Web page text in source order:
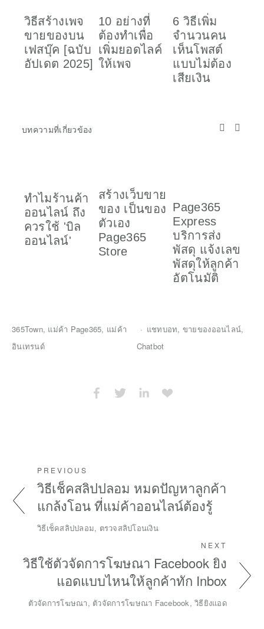
วิธีสร้างเพจ
ขายของบน
เฟสบุ๊ค [ฉบับ
อัปเดต 2025]
10 อย่างที่
ต้องทำเพื่อ
เพิ่มยอดไลค์
ให้เพจ
6 วิธีเพิ่ม
จำนวนคน
เห็นโพสต์
แบบไม่ต้อง
เสียเงิน
บทความที่เกี่ยวข้อง
ทำไมร้านค้า
ออนไลน์ ถึง
ควรใช้ 'บิล
ออนไลน์'
สร้างเว็บขาย
ของ เป็นของ
ตัวเอง
Page365
Store
Page365
Express
บริการส่ง
พัสดุ แจ้งเลข
พัสดุให้ลูกค้า
อัตโนมัติ
365Town, แม่ค้า Page365, แม่ค้า
อินเทรนด์
แชทบอท, ขายของออนไลน์,
Chatbot
PREVIOUS
วิธีเช็คสลิปปลอม หมดปัญหาลูกค้า
แกล้งโอน ที่แม่ค้าออนไลน์ต้องรู้
วิธีเช็คสลิปปลอม, ตรวจสลิปโอนเงิน
NEXT
วิธีใช้ตัวจัดการโฆษณา Facebook ยิง
แอดแบบไหนให้ลูกค้าทัก Inbox
ตัวจัดการโฆษณา, ตัวจัดการโฆษณา Facebook, วิธียิงแอด